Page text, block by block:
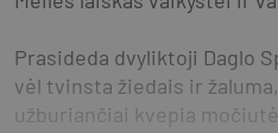
Prasideda dvyliktoji Daglo
vėl tvinsta žiedais ir
užburiančiai kvepia